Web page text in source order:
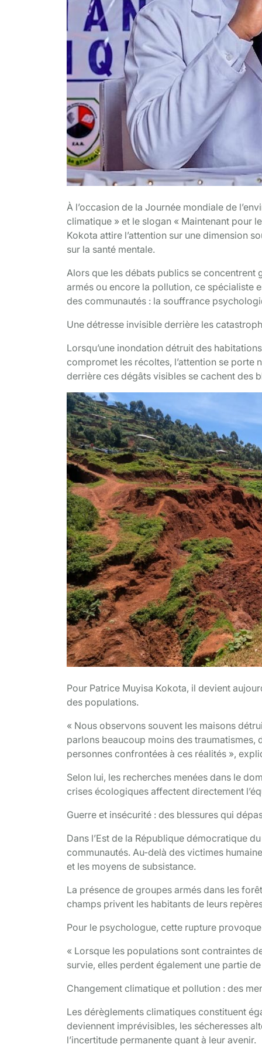
À l’occasion de la Journée mondiale de
climatique » et le slogan « Maintenant pour
Kokota attire l’attention sur une dimension
sur la santé mentale.
Alors que les débats publics se concentrent
armés ou encore la pollution, ce spécialiste
des communautés : la souffrance
Une détresse invisible derrière les
Lorsqu’une inondation détruit des
compromet les récoltes, l’attention se porte
derrière ces dégâts visibles se cachent des
Pour Patrice Muyisa Kokota, il devient
des populations.
« Nous observons souvent les maisons
parlons beaucoup moins des traumatismes,
personnes confrontées à ces réalités »,
Selon lui, les recherches menées dans le
crises écologiques affectent directement
Guerre et insécurité : des blessures qui
Dans l’Est de la République démocratique
communautés. Au-delà des victimes
et les moyens de subsistance.
La présence de groupes armés dans les
champs privent les habitants de leurs
Pour le psychologue, cette rupture
« Lorsque les populations sont contraintes
survie, elles perdent également une partie
Changement climatique et pollution : des
Les dérèglements climatiques constituent
deviennent imprévisibles, les sécheresses
l’incertitude permanente quant à leur avenir.